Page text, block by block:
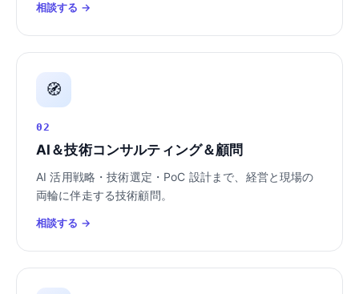
相談する →
🧭
02
AI＆技術コンサルティング＆顧問
AI 活用戦略・技術選定・PoC 設計まで、経営と現場の
両輪に伴走する技術顧問。
相談する →